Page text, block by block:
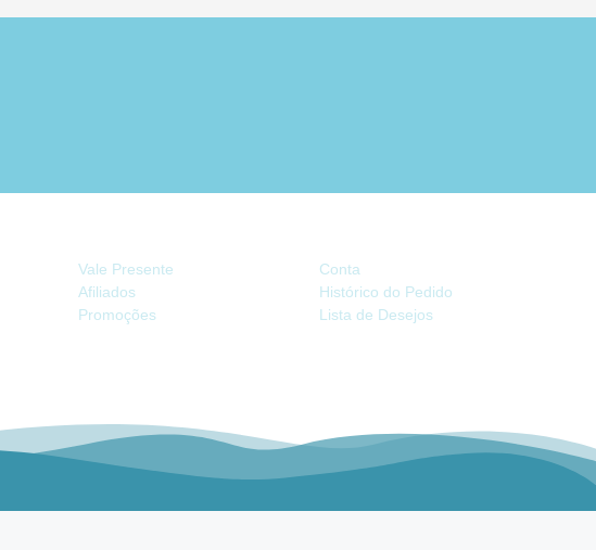
Vale Presente
Afiliados
Promoções
Conta
Histórico do Pedido
Lista de Desejos